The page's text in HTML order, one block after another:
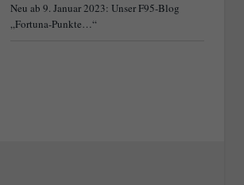
Neu ab 9. Januar 2023: Unser F95-Blog
„Fortuna-Punkte…“